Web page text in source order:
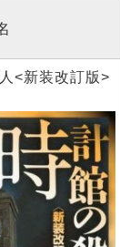
<新装改訂版>